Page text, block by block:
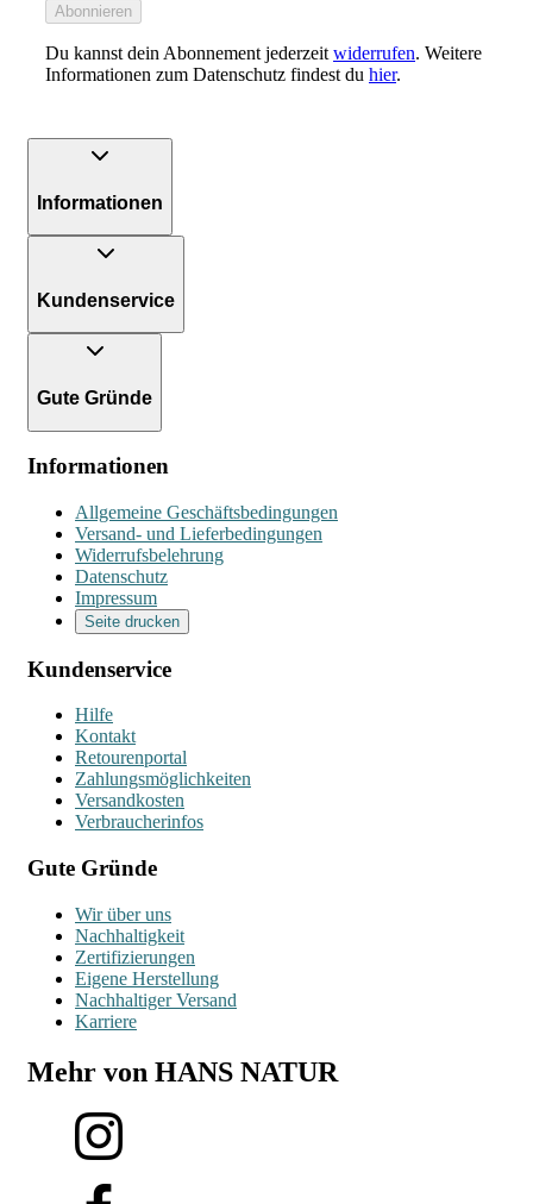
Abonnieren
Du kannst dein Abonnement jederzeit widerrufen. Weitere
Informationen zum Datenschutz findest du hier.
Informationen
Kundenservice
Gute Gründe
Informationen
Allgemeine Geschäftsbedingungen
Versand- und Lieferbedingungen
Widerrufsbelehrung
Datenschutz
Impressum
Seite drucken
Kundenservice
Hilfe
Kontakt
Retourenportal
Zahlungsmöglichkeiten
Versandkosten
Verbraucherinfos
Gute Gründe
Wir über uns
Nachhaltigkeit
Zertifizierungen
Eigene Herstellung
Nachhaltiger Versand
Karriere
Mehr von HANS NATUR